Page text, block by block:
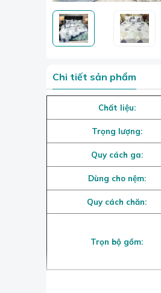
Chi tiết sản phẩm
Chất liệu:
Trọng lượng:
Quy cách ga:
Dùng cho nệm:
Quy cách chăn:
Trọn bộ gồm: